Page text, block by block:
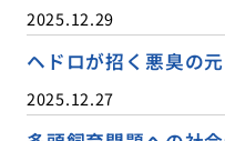
2025.12.29
ヘドロが招く悪臭の元
2025.12.27